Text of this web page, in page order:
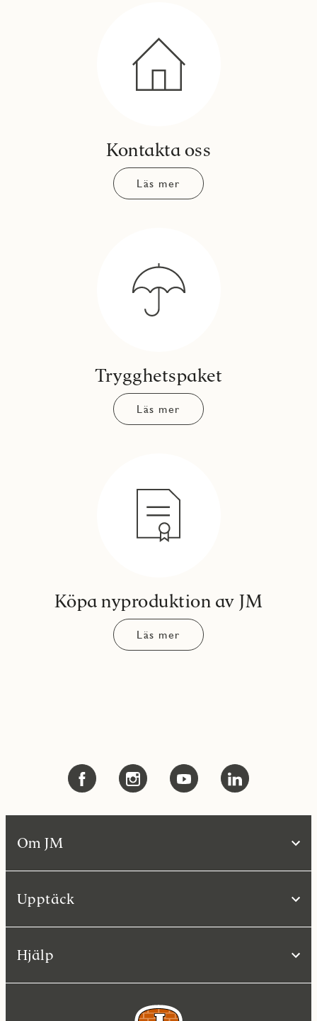
Kontakta oss
Läs mer
Trygghetspaket
Läs mer
Köpa nyproduktion av JM
Läs mer
Om JM
Upptäck
Hjälp